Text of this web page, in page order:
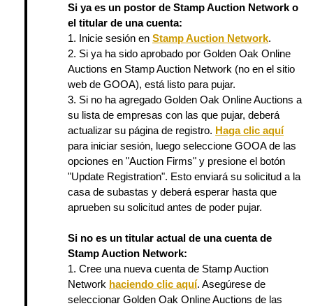
Si ya es un postor de Stamp Auction Network o
el titular de una cuenta:
1. Inicie sesión en Stamp Auction Network.
2. Si ya ha sido aprobado por Golden Oak Online
Auctions en Stamp Auction Network (no en el sitio
web de GOOA), está listo para pujar.
3. Si no ha agregado Golden Oak Online Auctions a
su lista de empresas con las que pujar, deberá
actualizar su página de registro. Haga clic aquí
para iniciar sesión, luego seleccione GOOA de las
opciones en "Auction Firms" y presione el botón
"Update Registration". Esto enviará su solicitud a la
casa de subastas y deberá esperar hasta que
aprueben su solicitud antes de poder pujar.
Si no es un titular actual de una cuenta de
Stamp Auction Network:
1. Cree una nueva cuenta de Stamp Auction
Network haciendo clic aquí. Asegúrese de
seleccionar Golden Oak Online Auctions de las